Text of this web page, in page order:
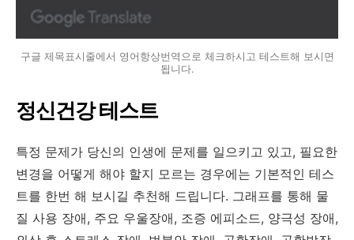
구글 제목표시줄에서 영어항상번역으로 체크하시고 테스트해 보시면
됩니다.
정신건강 테스트
특정 문제가 당신의 인생에 문제를 일으키고 있고, 필요한
변경을 어떻게 해야 할지 모르는 경우에는 기본적인 테스
트를 한번 해 보시길 추천해 드립니다. 그래프를 통해 물
질 사용 장애, 주요 우울장애, 조증 에피소드, 양극성 장애,